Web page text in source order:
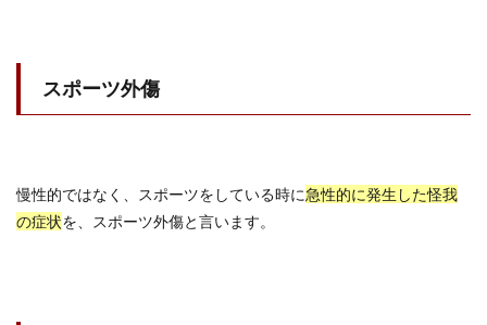
スポーツ外傷
慢性的ではなく、スポーツをしている時に急性的に発生した怪我
の症状を、スポーツ外傷と言います。